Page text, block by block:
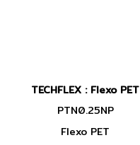
TECHFLEX : Flexo PET
PTN0.25NP
Flexo PET